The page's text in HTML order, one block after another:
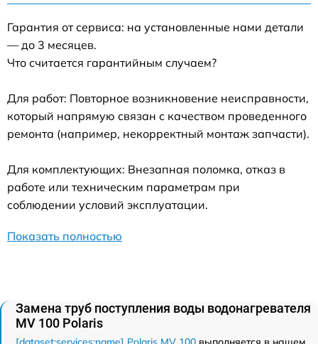
Гарантия от сервиса: на установленные нами детали
— до 3 месяцев.
Что считается гарантийным случаем?
Для работ: Повторное возникновение неисправности,
который напрямую связан с качеством проведенного
ремонта (например, некорректный монтаж запчасти).
Для комплектующих: Внезапная поломка, отказ в
работе или техническим параметрам при
соблюдении условий эксплуатации.
Показать полностью
Замена труб поступления воды водонагревателя
MV 100 Polaris